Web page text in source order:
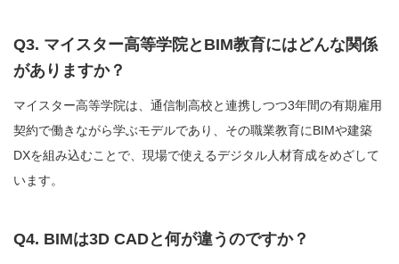
Q3. マイスター高等学院とBIM教育にはどんな関係
がありますか？
マイスター高等学院は、通信制高校と連携しつつ3年間の有期雇用
契約で働きながら学ぶモデルであり、その職業教育にBIMや建築
DXを組み込むことで、現場で使えるデジタル人材育成をめざして
います。
Q4. BIMは3D CADと何が違うのですか？